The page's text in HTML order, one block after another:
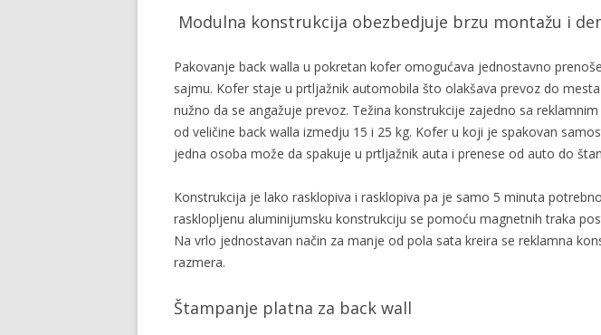
Modulna konstrukcija obezbedjuje brzu montažu i
Pakovanje back walla u pokretan kofer omogućava jednostavno
sajmu. Kofer staje u prtljažnik automobila što olakšava prevoz do
nužno da se angažuje prevoz. Težina konstrukcije zajedno sa
od veličine back walla izmedju 15 i 25 kg. Kofer u koji je spakovan
jedna osoba može da spakuje u prtljažnik auta i prenese od auto do
Konstrukcija je lako rasklopiva i rasklopiva pa je samo 5 minuta
rasklopljenu aluminijumsku konstrukciju se pomoću magnetnih traka
Na vrlo jednostavan način za manje od pola sata kreira se reklamna
razmera.
Štampanje platna za back wall